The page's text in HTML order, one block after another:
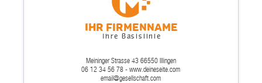
Ihr Firmenname
Ihre Basislinie
email@gesellschaft.com
06 12 34 56 78 - www.deineseite.com
Meininger Strasse 43 66550 Illingen